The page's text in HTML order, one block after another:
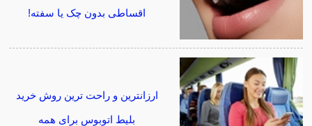
اقساطی بدون چک یا سفته!
ارزانترین و راحت ترین روش خرید
بلیط اتوبوس برای همه